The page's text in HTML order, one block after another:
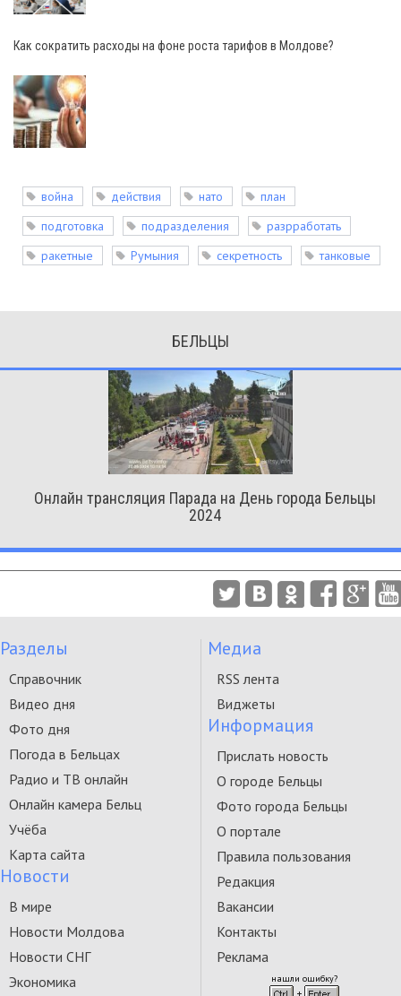
Как сократить расходы на фоне роста тарифов в Молдове?
война действия нато
план
подготовка
подразделения
разрработать
ракетные
Румыния секретность танковые
БЕЛЬЦЫ
Онлайн трансляция Парада на День города Бельцы
2024
Разделы
Справочник
Видео дня
Фото дня
Погода в Бельцах
Радио и ТВ онлайн
Онлайн камера Бельц
Учёба
Карта сайта
Новости
В мире
Новости Молдова
Новости СНГ
Экономика
Медиа
RSS лента
Виджеты
Информация
Прислать новость
О городе Бельцы
Фото города Бельцы
О портале
Правила пользования
Редакция
Вакансии
Контакты
Реклама
нашли ошибку?